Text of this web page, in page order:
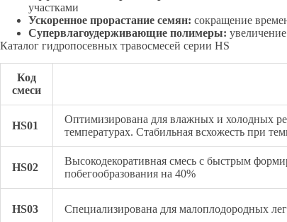
участками
Ускоренное прорастание семян: сокращение
Супервлагоудерживающие полимеры:
Каталог гидропосевных травосмесей серии HS
Код
смеси
HS01
Оптимизирована для влажных и холодных
температурах. Стабильная всхожесть при
HS02
Высокодекоративная смесь с быстрым
побегообразования на 40%
HS03 Специализирована для малоплодородных